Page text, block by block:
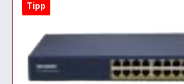
Tipp